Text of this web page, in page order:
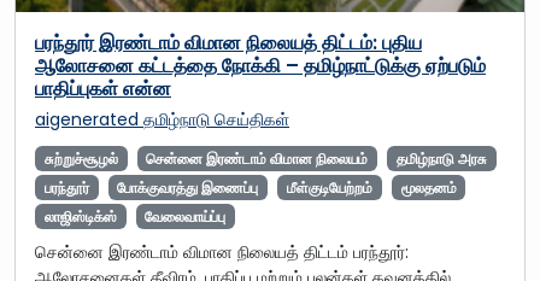
பரந்தூர் இரண்டாம் விமான நிலையத் திட்டம்: புதிய
ஆலோசனை கட்டத்தை நோக்கி – தமிழ்நாட்டுக்கு ஏற்படும்
பாதிப்புகள் என்ன
aigenerated தமிழ்நாடு செய்திகள்
சுற்றுச்சூழல் சென்னை இரண்டாம் விமான நிலையம்
தமிழ்நாடு அரசு
பரந்தூர்
போக்குவரத்து இணைப்பு மீள்குடியேற்றம்
மூலதனம்
லாஜிஸ்டிக்ஸ்
வேலைவாய்ப்பு
சென்னை இரண்டாம் விமான நிலையத் திட்டம் பரந்தூர்: